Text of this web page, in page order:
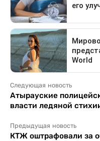
Следующая новость
Атырауские
власти ледяной
Предыдущая новость
КТЖ оштрафовали за